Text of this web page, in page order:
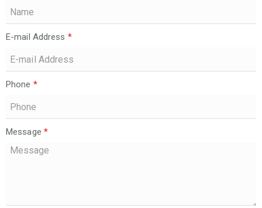
E-mail Address *
Phone *
Message *